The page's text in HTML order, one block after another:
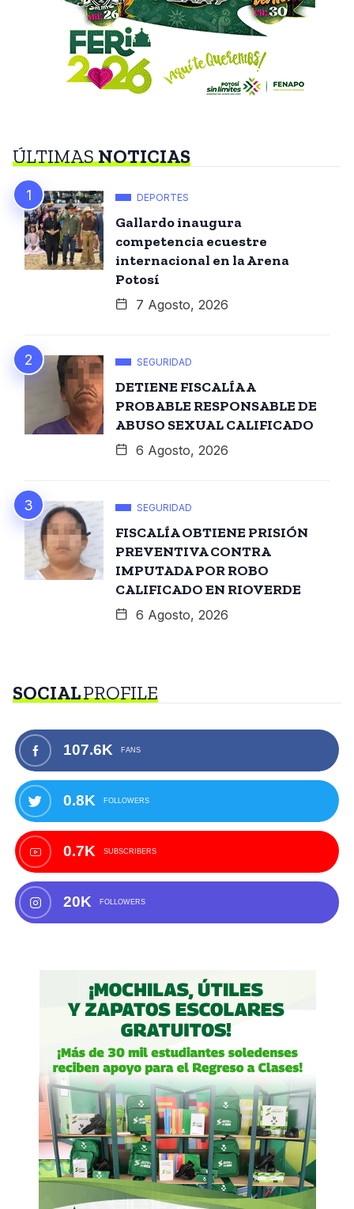
ÚLTIMASNOTICIAS
DEPORTES
Gallardo inaugura
competencia ecuestre
internacional en la Arena
Potosí
7 Agosto, 2026
SEGURIDAD
DETIENE FISCALÍA A
PROBABLE RESPONSABLE DE
ABUSO SEXUAL CALIFICADO
6 Agosto, 2026
SEGURIDAD
FISCALÍA OBTIENE PRISIÓN
PREVENTIVA CONTRA
IMPUTADA POR ROBO
CALIFICADO EN RIOVERDE
6 Agosto, 2026
SOCIALPROFILE
107.6K FANS
0.8K FOLLOWERS
0.7K SUBSCRIBERS
20K FOLLOWERS